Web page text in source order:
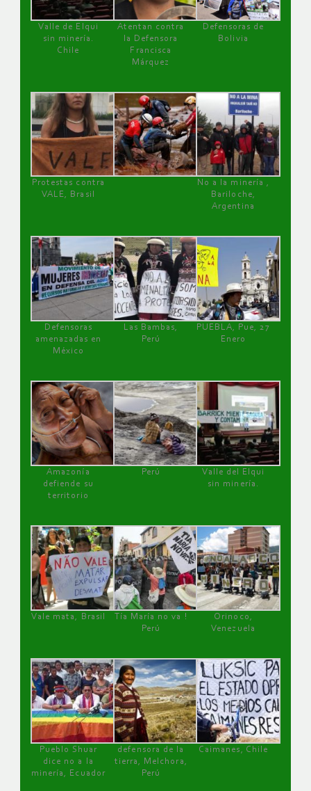
Valle de Elqui
sin minería.
Chile
Atentan contra
la Defensora
Francisca
Márquez
Defensoras de
Bolivia
Protestas contra
VALE, Brasil
No a la minería ,
Bariloche,
Argentina
Defensoras
amenazadas en
México
Las Bambas,
Perú
PUEBLA, Pue, 27
Enero
Amazonía
defiende su
territorio
Perú
Valle del Elqui
sin minería.
Vale mata, Brasil
Tía María no va !
Perú
Orinoco,
Venezuela
Pueblo Shuar
dice no a la
minería, Ecuador
defensora de la
tierra, Melchora,
Perú
Caimanes, Chile